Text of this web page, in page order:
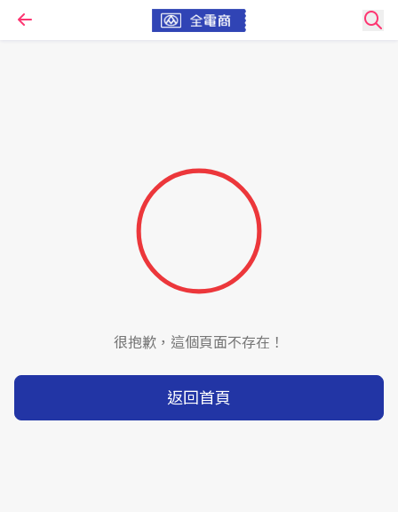
很抱歉，這個頁面不存在！
返回首頁